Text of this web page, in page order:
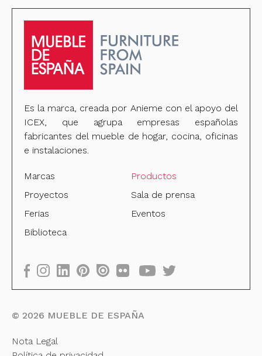
Es la marca, creada por Anieme con el apoyo del
ICEX, que agrupa empresas españolas
fabricantes del mueble de hogar, cocina, oficinas
e instalaciones.
Marcas
Productos
Proyectos
Sala de prensa
Ferias
Eventos
Biblioteca
© 2026 MUEBLE DE ESPAÑA
Nota Legal